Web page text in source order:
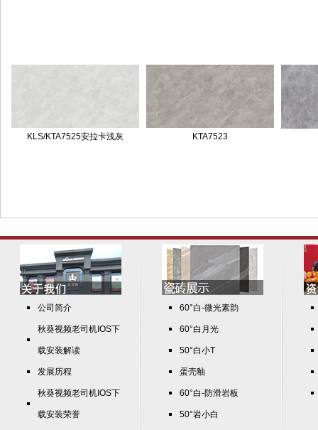
KLS/KTA7525安拉卡浅灰 KTA7523
公司简介
秋葵视频老司机IOS下
载安装解读
发展历程
秋葵视频老司机IOS下
载安装荣誉
60°白-微光素韵
60°白月光
50°白小T
蛋壳釉
60°白-防滑岩板
50°岩小白